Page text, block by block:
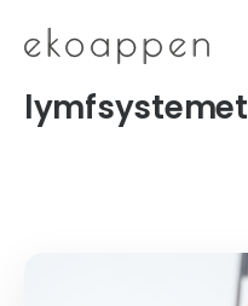
lymfsystemet